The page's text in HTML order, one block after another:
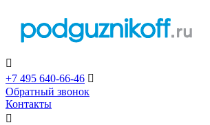

+7 495 640-66-46 
Обратный звонок
Контакты
